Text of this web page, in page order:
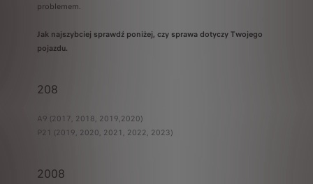
problemem.
Jak najszybciej sprawdź poniżej, czy sprawa dotyczy Twojego
pojazdu.
208
A9 (2017, 2018, 2019,2020)
P21 (2019, 2020, 2021, 2022, 2023)
2008